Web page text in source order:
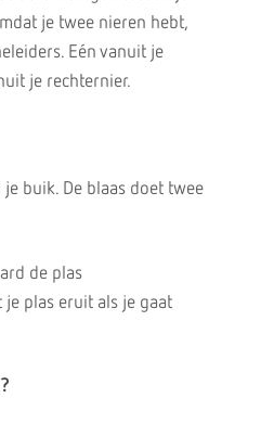
je twee nieren hebt,
Eén vanuit je
je rechternier.
buik. De blaas doet twee
de plas
je plas eruit als je gaat